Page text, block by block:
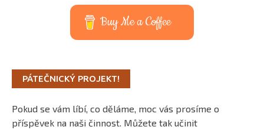
Buy Me a Coffee
PÁTEČNICKÝ PROJEKT!
Pokud se vám líbí, co děláme, moc vás prosíme o
příspěvek na naši činnost. Můžete tak učinit